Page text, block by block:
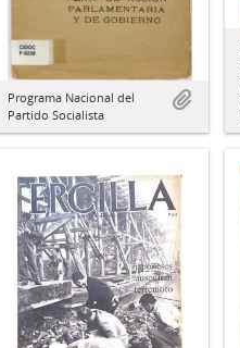
Programa Nacional del
Partido Socialista